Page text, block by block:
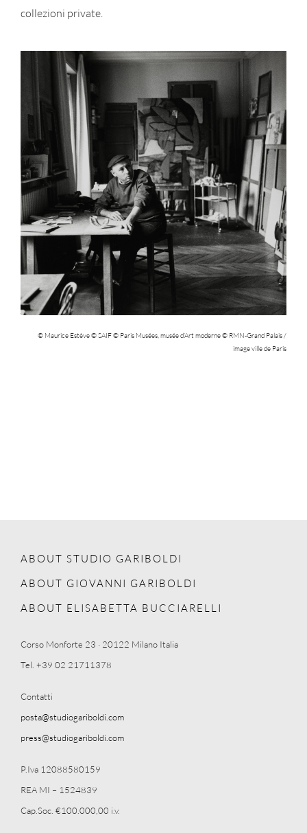
collezioni private.
© Maurice Estève © SAIF © Paris Musées, musée d’Art moderne © RMN-Grand Palais /
image ville de Paris
ABOUT STUDIO GARIBOLDI
ABOUT GIOVANNI GARIBOLDI
ABOUT ELISABETTA BUCCIARELLI
Corso Monforte 23 · 20122 Milano Italia
Tel. +39 02 21711378
Contatti
posta@studiogariboldi.com
press@studiogariboldi.com
P.Iva 12088580159
REA MI – 1524839
Cap.Soc. €100.000,00 i.v.